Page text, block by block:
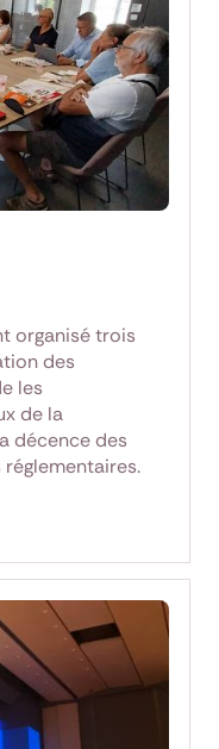
organisé trois
des
les
de la
décence des